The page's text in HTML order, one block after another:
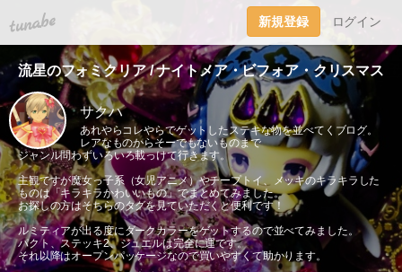
tuna.be 新規登録 ログイン
流星のフォミクリア / ナイトメア・ビフォア・クリスマス
サクハ
あれやらコレやらでゲットしたステキな物を並べてくブログ。
レアなものからそーでもないものまで
ジャンル問わずいろいろ載っけて行きます。
主観ですが魔女っ子系（女児アニメ）やチープトイ、メッキのキラキラした
ものは「キラキラかわいいもの」でまとめてみました。
お探しの方はそちらのタグを見ていただくと便利です！
ルミティアが出る度にダークカラーをゲットするので並べてみました。
パクト、ステッキ2、ジュエルは完全に運です。
それ以降はオープンパッケージなので買いやすくて助かります。